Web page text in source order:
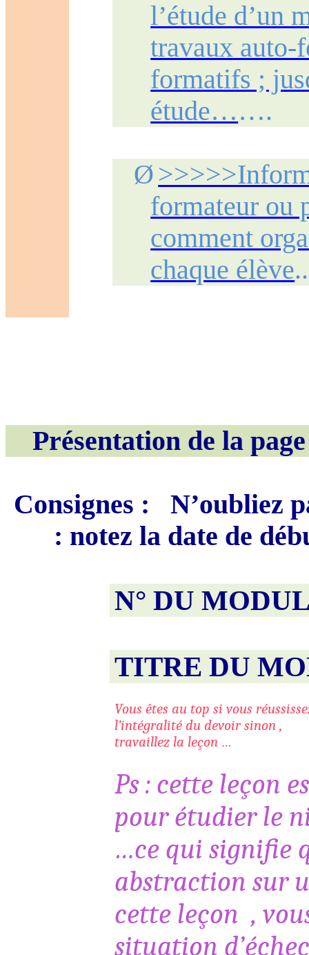
l’étude d’un
travaux auto-
formatifs ;
étude…….
Ø
formateur ou
comment
chaque élève..
Présentation de la page
Consignes :
N’oubliez
: notez la date de
N° DU
TITRE DU
Vous êtes au top si vous
l’intégralité du devoirsinon ,
travaillez la leçon …
Ps : cette leçon
pour étudier le
…ce qui signifie
abstraction sur
cette leçon ,
situation